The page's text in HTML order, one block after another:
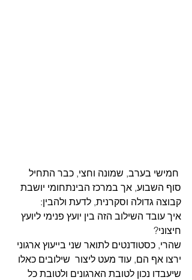
חמישי בערב, שמונה וחצי, כבר התחיל
סוף השבוע, אך במרכז הבינתחומי יושבת
קבוצה גדולה וסקרנית, לדעת ולהבין:
איך עובד השילוב הזה בין יועץ פנימי ליועץ
חיצוני?
שהרי, כסטודנטים לתואר שני בייעוץ ארגוני
ירצו אף הם, עוד מעט ליצור  שילובים כאלו
שיעבדו נכון לטובת הארגונים ולטובת כל